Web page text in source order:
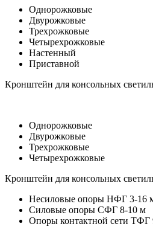
Однорожковые
Двурожковые
Трехрожковые
Четырехрожковые
Настенный
Приставной
Кронштейн для консольных
Однорожковые
Двурожковые
Трехрожковые
Четырехрожковые
Кронштейн для консольных
Несиловые опоры НФГ 3-16
Силовые опоры СФГ 8-10 м
Опоры контактной сети ТФГ